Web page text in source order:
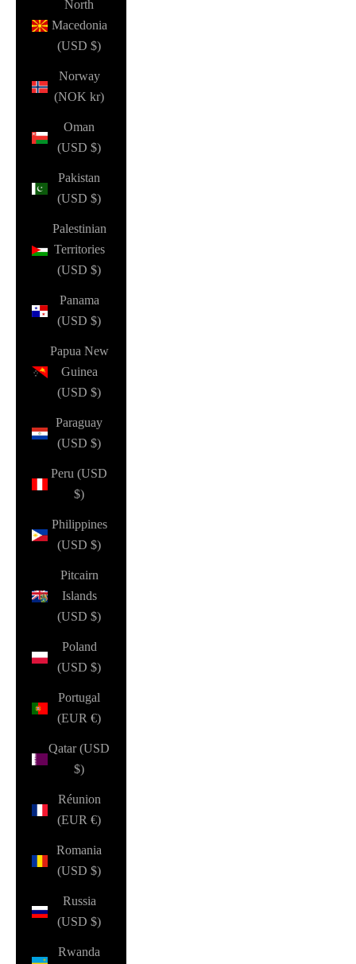
North
Macedonia
(USD $)
Norway
(NOK kr)
Oman
(USD $)
Pakistan
(USD $)
Palestinian
Territories
(USD $)
Panama
(USD $)
Papua New
Guinea
(USD $)
Paraguay
(USD $)
Peru (USD
$)
Philippines
(USD $)
Pitcairn
Islands
(USD $)
Poland
(USD $)
Portugal
(EUR €)
Qatar (USD
$)
Réunion
(EUR €)
Romania
(USD $)
Russia
(USD $)
Rwanda